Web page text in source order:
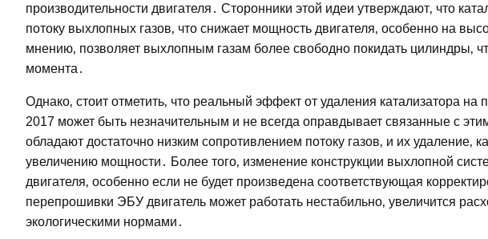
производительности двигателя․ Сторонники этой идеи утверждают‚ что
потоку выхлопных газов‚ что снижает мощность двигателя‚ особенно на
мнению‚ позволяет выхлопным газам более свободно покидать цилиндры‚
момента․
Однако‚ стоит отметить‚ что реальный эффект от удаления катализатора на
2017 может быть незначительным и не всегда оправдывает связанные с
обладают достаточно низким сопротивлением потоку газов‚ и их удаление‚
увеличению мощности․ Более того‚ изменение конструкции выхлопной
двигателя‚ особенно если не будет произведена соответствующая
перепрошивки ЭБУ двигатель может работать нестабильно‚ увеличится
экологическими нормами․